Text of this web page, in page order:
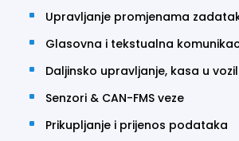
automatski kontrolira
U stalnoj je povezanosti s
i šaljući geografske i
Osim toga, upravlja pomoćnim
Upravljanje promjenama
Glasovna i tekstualna
Daljinsko upravljanje, kasa u
Senzori & CAN-FMS veze
Prikupljanje i prijenos podataka